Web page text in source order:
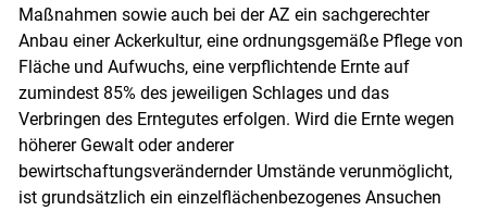
Maßnahmen sowie auch bei der AZ ein sachgerechter
Anbau einer Ackerkultur, eine ordnungsgemäße Pflege von
Fläche und Aufwuchs, eine verpflichtende Ernte auf
zumindest 85% des jeweiligen Schlages und das
Verbringen des Erntegutes erfolgen. Wird die Ernte wegen
höherer Gewalt oder anderer
bewirtschaftungsverändernder Umstände verunmöglicht,
ist grundsätzlich ein einzelflächenbezogenes Ansuchen